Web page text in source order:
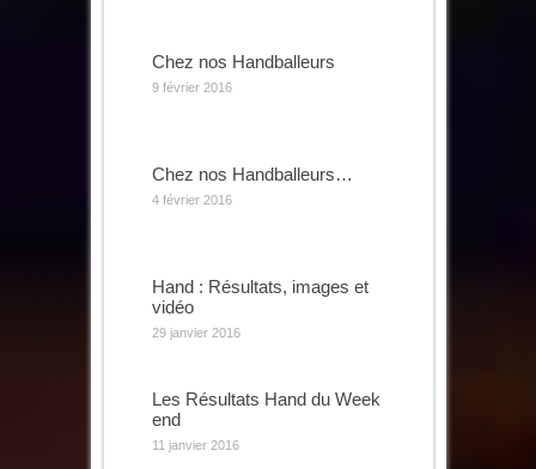
Chez nos Handballeurs
9 février 2016
Chez nos Handballeurs…
4 février 2016
Hand : Résultats, images et
vidéo
29 janvier 2016
Les Résultats Hand du Week
end
11 janvier 2016